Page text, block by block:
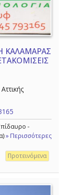
ΚΑΛΑΜΑΡΑΣ
-
» Περισσότερες
Προτεινόμενα